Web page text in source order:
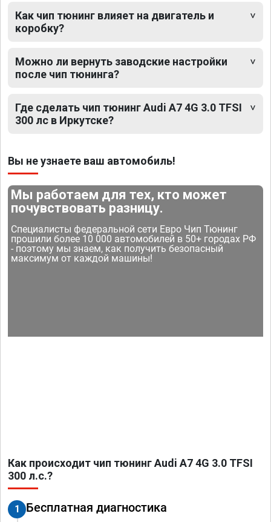
Как чип тюнинг влияет на двигатель и
коробку?
Можно ли вернуть заводские настройки
после чип тюнинга?
Где сделать чип тюнинг Audi A7 4G 3.0 TFSI
300 лс в Иркутске?
Вы не узнаете ваш автомобиль!
Мы работаем для тех, кто может
почувствовать разницу.
Специалисты федеральной сети Евро Чип Тюнинг
прошили более 10 000 автомобилей в 50+ городах РФ
- поэтому мы знаем, как получить безопасный
максимум от каждой машины!
Как происходит чип тюнинг Audi A7 4G 3.0 TFSI
300 л.с.?
1 Бесплатная диагностика